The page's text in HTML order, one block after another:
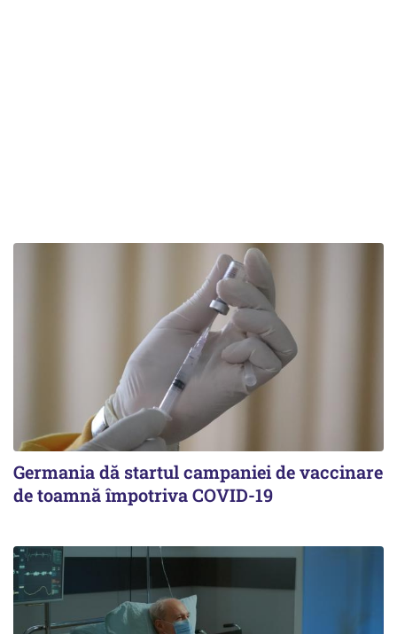
Germania dă startul campaniei de vaccinare
de toamnă împotriva COVID-19